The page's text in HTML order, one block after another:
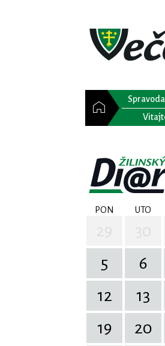
PON UTO
5
6
12
13
19
20